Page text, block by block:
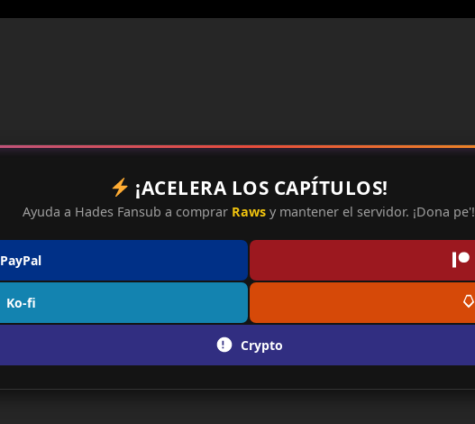
¡ACELERA LOS CAPÍTULOS!
Ayuda a Hades Fansub a comprar Raws y mantener el servidor. ¡Dona pe'!
PayPal
Ko-fi
Crypto